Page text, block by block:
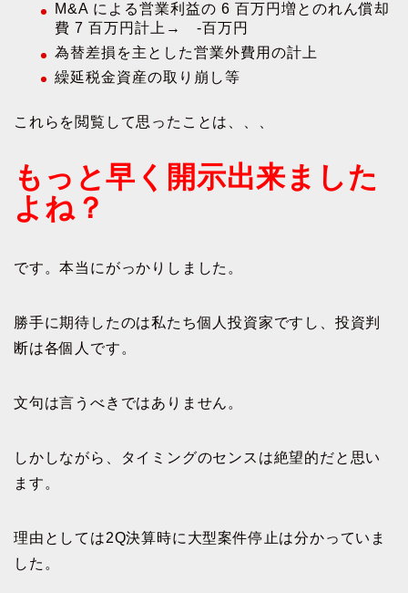
M&A による営業利益の 6 百万円増とのれん償却
費 7 百万円計上→ -百万円
為替差損を主とした営業外費用の計上
繰延税金資産の取り崩し等
これらを閲覧して思ったことは、、、
もっと早く開示出来ました
よね？
です。本当にがっかりしました。
勝手に期待したのは私たち個人投資家ですし、投資判
断は各個人です。
文句は言うべきではありません。
しかしながら、タイミングのセンスは絶望的だと思い
ます。
理由としては2Q決算時に大型案件停止は分かっていま
した。